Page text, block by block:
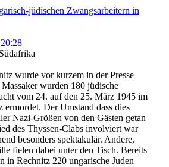
jüdischen Zwangsarbeitern in
wurde vor kurzem in der Presse
wurden 180 jüdische
vom 24. auf den 25. März 1945 im
ermordet. Der Umstand dass dies
Nazi-Größen von den Gästen getan
des Thyssen-Clabs involviert war
besonders spektakulär. Andere,
fielen dabei unter den Tisch. Bereits
in Rechnitz 220 ungarische Juden